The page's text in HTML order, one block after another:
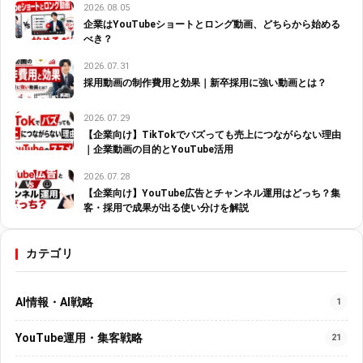
2026.08.05
企業はYouTubeショートとロング動画、どちらから始める
べき？
2026.07.31
採用動画の制作費用と効果｜新卒採用に強い動画とは？
2026.07.29
【企業向け】TikTokでバズっても売上につながらない理由
｜企業動画の目的とYouTube活用
2026.07.28
【企業向け】YouTube広告とチャンネル運用はどっち？集
客・採用で成果が出る使い分けを解説
カテゴリ
AI情報・AI戦略 1
YouTube運用・集客戦略 21